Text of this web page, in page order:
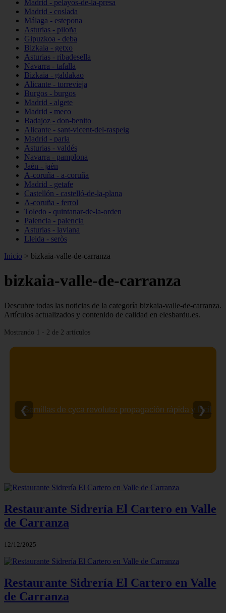
Madrid - pelayos-de-la-presa
Madrid - coslada
Málaga - estepona
Asturias - piloña
Gipuzkoa - deba
Bizkaia - getxo
Asturias - ribadesella
Navarra - tafalla
Bizkaia - galdakao
Alicante - torrevieja
Burgos - burgos
Madrid - algete
Madrid - meco
Badajoz - don-benito
Alicante - sant-vicent-del-raspeig
Madrid - parla
Asturias - valdés
Navarra - pamplona
Jaén - jaén
A-coruña - a-coruña
Madrid - getafe
Castellón - castelló-de-la-plana
A-coruña - ferrol
Toledo - quintanar-de-la-orden
Palencia - palencia
Asturias - laviana
Lleida - seròs
Inicio > bizkaia-valle-de-carranza
bizkaia-valle-de-carranza
Descubre todas las noticias de la categoría bizkaia-valle-de-carranza.
Artículos actualizados y contenido de calidad en elesbardu.es.
Mostrando 1 - 2 de 2 artículos
Semillas de cyca revoluta: propagación rápida y fácil
❮ ❯
Restaurante Sidrería El Cartero en Valle
de Carranza
12/12/2025
Restaurante Sidrería El Cartero en Valle
de Carranza